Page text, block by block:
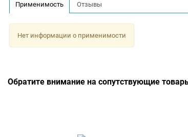
Применимость Отзывы
Нет информации о применимости
Обратите внимание на сопутствующие